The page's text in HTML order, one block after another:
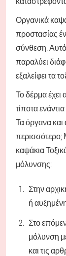
Οργανικά
προστασίας
σύνθεση.
παραλύει
εξαλείφει τα
Το δέρμα έχει
τίποτα
Τα όργανα και
περισσότερο;
καψάκια
μόλυνσης:
Στην
ή
Στο
μόλυνση
και τις